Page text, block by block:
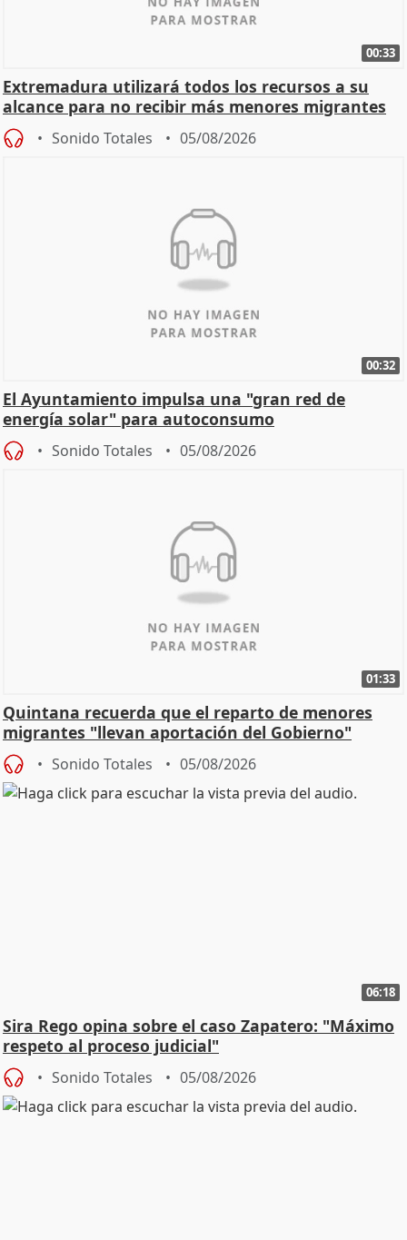
00:33
Extremadura utilizará todos los recursos a su
alcance para no recibir más menores migrantes
Sonido Totales 05/08/2026
00:32
El Ayuntamiento impulsa una "gran red de
energía solar" para autoconsumo
Sonido Totales 05/08/2026
01:33
Quintana recuerda que el reparto de menores
migrantes "llevan aportación del Gobierno"
central
Sonido Totales 05/08/2026
06:18
Sira Rego opina sobre el caso Zapatero: "Máximo
respeto al proceso judicial"
Sonido Totales 05/08/2026